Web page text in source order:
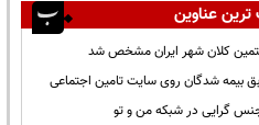
عناوین
کلان شهر ایران مشخص شد
بیمه شدگان روی سایت تامین اجتماعی
گرایی در شبکه من و تو